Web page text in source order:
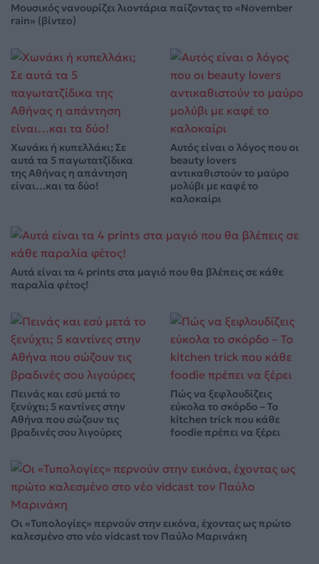
Μουσικός νανουρίζει λιοντάρια παίζοντας το «November
rain» (βίντεο)
Χωνάκι ή κυπελλάκι; Σε
αυτά τα 5 παγωτατζίδικα
της Αθήνας η απάντηση
είναι…και τα δύο!
Αυτός είναι ο λόγος που οι
beauty lovers
αντικαθιστούν το μαύρο
μολύβι με καφέ το
καλοκαίρι
Αυτά είναι τα 4 prints στα μαγιό που θα βλέπεις σε κάθε
παραλία φέτος!
Πεινάς και εσύ μετά το
ξενύχτι; 5 καντίνες στην
Αθήνα που σώζουν τις
βραδινές σου λιγούρες
Πώς να ξεφλουδίζεις
εύκολα το σκόρδο – Το
kitchen trick που κάθε
foodie πρέπει να ξέρει
Οι «Τυπολογίες» περνούν στην εικόνα, έχοντας ως πρώτο
καλεσμένο στο νέο vidcast τον Παύλο Μαρινάκη